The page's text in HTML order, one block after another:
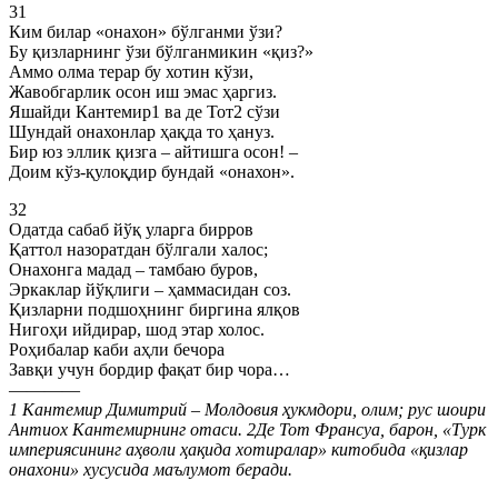
31
Ким билар «онахон» бўлганми ўзи?
Бу қизларнинг ўзи бўлганмикин «қиз?»
Аммо олма терар бу хотин кўзи,
Жавобгарлик осон иш эмас ҳаргиз.
Яшайди Кантемир1 ва де Тот2 сўзи
Шундай онахонлар ҳақда то ҳануз.
Бир юз эллик қизга – айтишга осон! –
Доим кўз-қулоқдир бундай «онахон».
32
Одатда сабаб йўқ уларга бирров
Қаттол назоратдан бўлгали халос;
Онахонга мадад – тамбаю буров,
Эркаклар йўқлиги – ҳаммасидан соз.
Қизларни подшоҳнинг биргина ялқов
Нигоҳи ийдирар, шод этар холос.
Роҳибалар каби аҳли бечора
Завқи учун бордир фақат бир чора…
————
1 Кантемир Димитрий – Молдовия ҳукмдори, олим; рус шоири
Антиох Кантемирнинг отаси. 2Де Тот Франсуа, барон, «Турк
империясининг аҳволи ҳақида хотиралар» китобида «қизлар
онахони» хусусида маълумот беради.